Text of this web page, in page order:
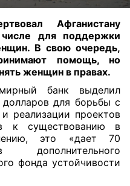
Афганистану
для поддержки
В свою очередь,
помощь, но
женщин в правах.
банк выделил
для борьбы с
реализации проектов
к существованию в
это «дает 70
дополнительного
фонда устойчивости